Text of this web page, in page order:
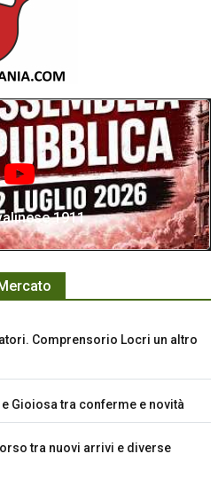
1911
Comprensorio Locri un altro
Gioiosa tra conferme e novità
tra nuovi arrivi e diverse